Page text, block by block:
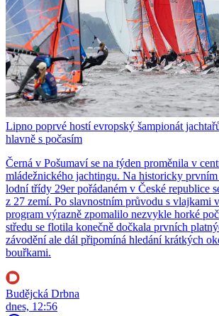
Lipno poprvé hostí evropský šampionát
hlavně s počasím
Černá v Pošumaví se na týden proměnila v
mládežnického jachtingu. Na historicky
lodní třídy 29er pořádaném v České republice
z 27 zemí. Po slavnostním průvodu s vlajkami
program výrazně zpomalilo nezvykle horké
středu se flotila konečně dočkala prvních
závodění ale dál připomíná hledání krátkých
bouřkami.
Budějcká Drbna
dnes, 12:56